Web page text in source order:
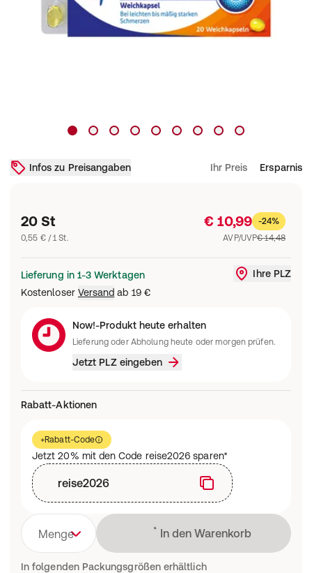
Infos zu Preisangaben Ihr Preis Ersparnis
20 St
0,55 € / 1 St.
€ 10,99
-24%
AVP/UVP€ 14,48
Lieferung in 1-3 Werktagen
Kostenloser Versand ab 19 €
Ihre PLZ
Now!-Produkt heute erhalten
Lieferung oder Abholung heute oder morgen prüfen.
Jetzt PLZ eingeben
Rabatt-Aktionen
+Rabatt-Code
Jetzt 20% mit den Code reise2026 sparen*
reise2026
Menge Lädt
In den Warenkorb
In folgenden Packungsgrößen erhältlich